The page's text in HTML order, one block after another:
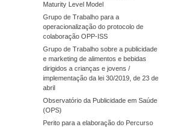
Maturity Level Model
Grupo de Trabalho para a
operacionalização do protocolo de
colaboração OPP-ISS
Grupo de Trabalho sobre a publicidade
e marketing de alimentos e bebidas
dirigidos a crianças e jovens /
implementação da lei 30/2019, de 23 de
abril
Observatório da Publicidade em Saúde
(OPS)
Perito para a elaboração do Percurso